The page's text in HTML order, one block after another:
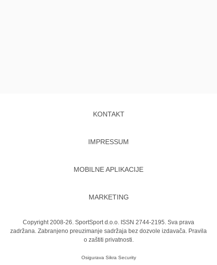
KONTAKT
IMPRESSUM
MOBILNE APLIKACIJE
MARKETING
Copyright 2008-26. SportSport d.o.o. ISSN 2744-2195. Sva prava
zadržana. Zabranjeno preuzimanje sadržaja bez dozvole izdavača. Pravila
o zaštiti privatnosti.
Osigurava Sikra Security